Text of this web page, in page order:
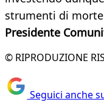
strumenti di morte
Presidente
© RIPRODUZIONE
Seguici anche